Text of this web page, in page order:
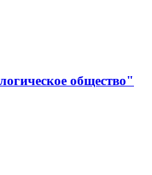
общество"